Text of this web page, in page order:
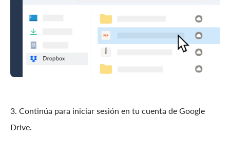
3. Continúa para iniciar sesión en tu cuenta de Google
Drive.